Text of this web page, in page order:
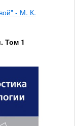
- М. К.
Том 1